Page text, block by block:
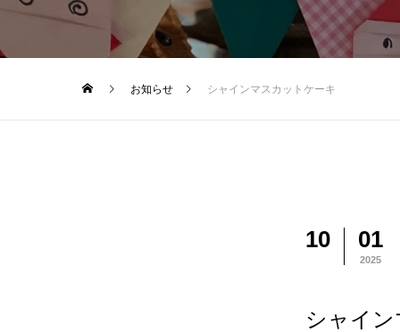
お知らせ シャインマスカットケーキ
10 01
2025
シャイ